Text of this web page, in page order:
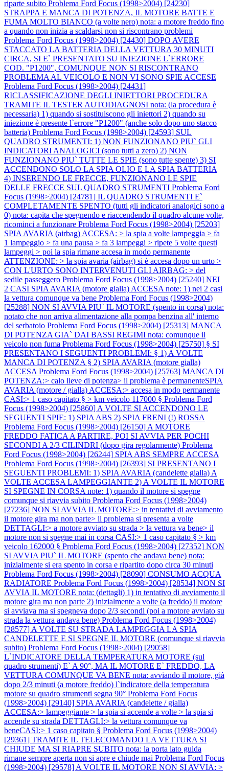
riparte subito Problema Ford Focus (1998>2004) [24230]
STRAPPA E MANCA DI POTENZA, IL MOTORE BATTE E
FUMA MOLTO BIANCO (a volte nero) nota: a motore freddo fino
a quando non inizia a scaldarsi non si riscontrano problemi
Problema Ford Focus (1998>2004) [24430] DOPO AVERE
STACCATO LA BATTERIA DELLA VETTURA 30 MINUTI
CIRCA, SI E` PRESENTATO SU INIEZIONE L`ERRORE
COD. "P1200", COMUNQUE NON SI RISCONTRANO
PROBLEMA AL VEICOLO E NON VI SONO SPIE ACCESE
Problema Ford Focus (1998>2004) [24431]
RICLASSIFICAZIONE DEGLI INIETTORI PROCEDURA
TRAMITE IL TESTER AUTODIAGNOSI nota: (la procedura è
necessaria) 1) quando si sostituiscono gli iniettori 2) quando su
iniezione è presente l`errore "P1200" (anche solo dopo uno stacco
batteria) Problema Ford Focus (1998>2004) [24593] SUL
QUADRO STRUMENTI: 1) NON FUNZIONANO PIU` GLI
INDICATORI ANALOGICI (sono tutti a zero) 2) NON
FUNZIONANO PIU` TUTTE LE SPIE (sono tutte spente) 3) SI
ACCENDONO SOLO LA SPIA OLIO E LA SPIA BATTERIA
4) INSERENDO LE FRECCE, FUNZIONANO LE SPIE
DELLE FRECCE SUL QUADRO STRUMENTI Problema Ford
Focus (1998>2004) [24781] IL QUADRO STRUMENTI E`
COMPLETAMENTE SPENTO (tutti gli indicatori analogici sono a
0) nota: capita che spegnendo e riaccendendo il quadro alcune volte,
ricominci a funzionare Problema Ford Focus (1998>2004) [25203]
SPIA AVARIA (airbag) ACCESA: > la spia a volte lampeggia > fa
1 lampeggio > fa una pausa > fa 3 lampeggi > ripete 5 volte questi
lampeggi > poi la spia rimane accesa in modo permanente
ATTENZIONE: > la spia avaria (airbag) si è accesa dopo un urto >
CON L'URTO SONO INTERVENUTI GLI AIRBAG: > del
sedile passeggero Problema Ford Focus (1998>2004) [25240] NEI
2 CASI SPIA AVARIA (motore gialla) ACCESA note: 1) nei 2 casi
la vettura comunque va bene Problema Ford Focus (1998>2004)
[25288] NON SI AVVIA PIU` IL MOTORE (spento in corsa) nota:
notato che non arriva alimentazione alla pompa benzina all' interno
del serbatoio Problema Ford Focus (1998>2004) [25313] MANCA
DI POTENZA GIA` DAI BASSI REGIMI nota: comunque il
veicolo non fuma Problema Ford Focus (1998>2004) [25750] § SI
PRESENTANO I SEGUENTI PROBLEMI: § 1) A VOLTE
MANCA DI POTENZA § 2) SPIA AVARIA (motore gialla)
ACCESA Problema Ford Focus (1998>2004) [25763] MANCA DI
POTENZA:> calo lieve di potenza> il problema è permanenteSPIA
AVARIA (motore / gialla) ACCESA:> accesa in modo permanente
CASI:> 1 caso capitato § > km veicolo 117000 § Problema Ford
Focus (1998>2004) [25860] A VOLTE SI ACCENDONO LE
SEGUENTI SPIE: 1) SPIA ABS 2) SPIA FRENI (!) ROSSA
Problema Ford Focus (1998>2004) [26150] A MOTORE
FREDDO FATICA A PARTIRE, POI SI AVVIA PER POCHI
SECONDI A 2/3 CILINDRI (dopo gira regolarmente) Problema
Ford Focus (1998>2004) [26244] SPIA ABS SEMPRE ACCESA
Problema Ford Focus (1998>2004) [26393] SI PRESENTANO I
SEGUENTI PROBLEMI: 1) SPIA AVARIA (candelette gialla) A
VOLTE ACCESA LAMPEGGIANTE 2) A VOLTE IL MOTORE
SI SPEGNE IN CORSA note: 1) quando il motore si spegne
comunque si riavvia subito Problema Ford Focus (1998>2004)
[27236] NON SI AVVIA IL MOTORE:> in tentativi di avviamento
il motore gira ma non parte> il problema si presenta a volte
DETTAGLI:> a motore avviato su strada > la vettura va bene> il
motore non si spegne mai in corsa CASI:> 1 caso capitato § > km
veicolo 162000 § Problema Ford Focus (1998>2004) [27352] NON
SI AVVIA PIU` IL MOTORE (spento che andava bene) nota:
inizialmente si era spento in corsa e ripartito dopo circa 30 minuti
Problema Ford Focus (1998>2004) [28090] CONSUMO ACQUA
RADIATORE Problema Ford Focus (1998>2004) [28534] NON SI
AVVIA IL MOTORE nota: (dettagli) 1) in tentativo di avviamento il
motore gira ma non parte 2) inizialmente a volte (a freddo) il motore
si avviava ma si spegneva dopo 2/3 secondi (poi a motore avviato su
strada la vettura andava bene) Problema Ford Focus (1998>2004)
[28577] A VOLTE SU STRADA LAMPEGGIA LA SPIA
CANDELETTE E SI SPEGNE IL MOTORE (comunque si riavvia
subito) Problema Ford Focus (1998>2004) [29058]
L`INDICATORE DELLA TEMPERATURA MOTORE (sul
quadro strumenti) E` A 90°, MA IL MOTORE E` FREDDO, LA
VETTURA COMUNQUE VA BENE nota: avviando il motore, già
dopo 2/3 minuti (a motore freddo) l`indicatore della temperatura
motore su quadro strumenti segna 90° Problema Ford Focus
(1998>2004) [29140] SPIA AVARIA (candelette / gialla)
ACCESA:> lampeggiante > la spia si accende a volte > la spia si
accende su strada DETTAGLI:> la vettura comunque va
beneCASI:> 1 caso capitato § Problema Ford Focus (1998>2004)
[29361] TRAMITE IL TELECOMANDO LA VETTURA SI
CHIUDE MA SI RIAPRE SUBITO nota: la porta lato guida
rimane sempre aperta non si apre e chiude mai Problema Ford Focus
(1998>2004) [29578] A VOLTE IL MOTORE NON SI AVVIA: >